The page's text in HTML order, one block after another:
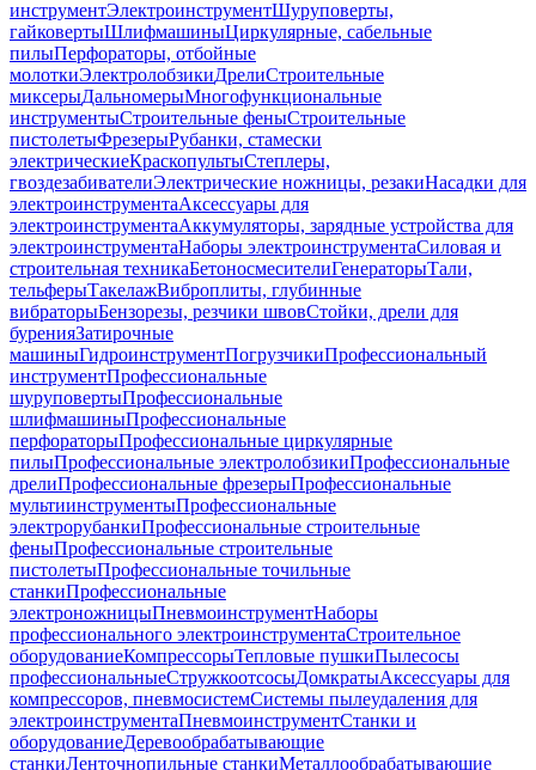
инструментЭлектроинструментШуруповерты,
гайковертыШлифмашиныЦиркулярные, сабельные
пилыПерфораторы, отбойные
молоткиЭлектролобзикиДрелиСтроительные
миксерыДальномерыМногофункциональные
инструментыСтроительные феныСтроительные
пистолетыФрезерыРубанки, стамески
электрическиеКраскопультыСтеплеры,
гвоздезабивателиЭлектрические ножницы, резакиНасадки для
электроинструментаАксессуары для
электроинструментаАккумуляторы, зарядные устройства для
электроинструментаНаборы электроинструментаСиловая и
строительная техникаБетоносмесителиГенераторыТали,
тельферыТакелажВиброплиты, глубинные
вибраторыБензорезы, резчики швовСтойки, дрели для
буренияЗатирочные
машиныГидроинструментПогрузчикиПрофессиональный
инструментПрофессиональные
шуруповертыПрофессиональные
шлифмашиныПрофессиональные
перфораторыПрофессиональные циркулярные
пилыПрофессиональные электролобзикиПрофессиональные
дрелиПрофессиональные фрезерыПрофессиональные
мультиинструментыПрофессиональные
электрорубанкиПрофессиональные строительные
феныПрофессиональные строительные
пистолетыПрофессиональные точильные
станкиПрофессиональные
электроножницыПневмоинструментНаборы
профессионального электроинструментаСтроительное
оборудованиеКомпрессорыТепловые пушкиПылесосы
профессиональныеСтружкоотсосыДомкратыАксессуары для
компрессоров, пневмосистемСистемы пылеудаления для
электроинструментаПневмоинструментСтанки и
оборудованиеДеревообрабатывающие
станкиЛенточнопильные станкиМеталлообрабатывающие